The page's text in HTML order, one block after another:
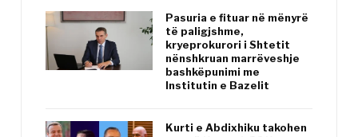
Pasuria e fituar në mënyrë
të paligjshme,
kryeprokurori i Shtetit
nënshkruan marrëveshje
bashkëpunimi me
Institutin e Bazelit
Kurti e Abdixhiku takohen